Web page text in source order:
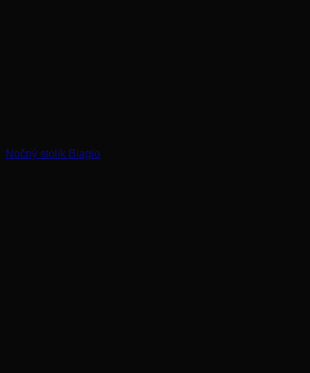
Nočný stolík Biagio